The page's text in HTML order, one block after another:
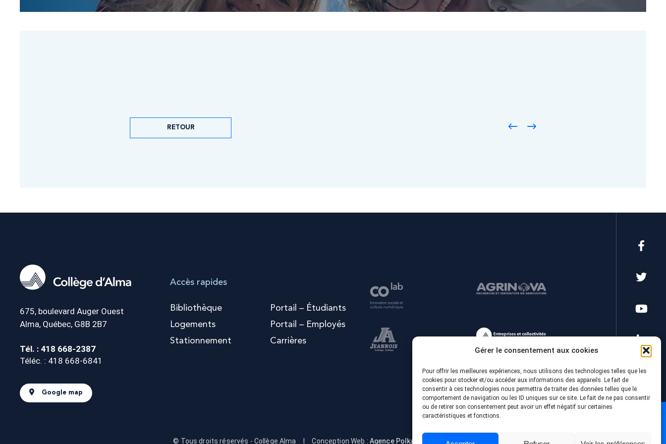
Gérer le consentement aux cookies
Pour offrir les meilleures expériences, nous utilisons des technologies telles que les
cookies pour stocker et/ou accéder aux informations des appareils. Le fait de
consentir à ces technologies nous permettra de traiter des données telles que le
comportement de navigation ou les ID uniques sur ce site. Le fait de ne pas consentir
ou de retirer son consentement peut avoir un effet négatif sur certaines
caractéristiques et fonctions.
RETOUR
675, boulevard Auger Ouest
Alma, Québec, G8B 2B7
Tél. : 418 668-2387
Téléc. : 418 668-6841
Google map
Accès rapides
Bibliothèque
Logements
Stationnement
Portail – Étudiants
Portail – Employés
Carrières
© Tous droits réservés - Collège Alma Conception Web : Agence Polka/Arsenal